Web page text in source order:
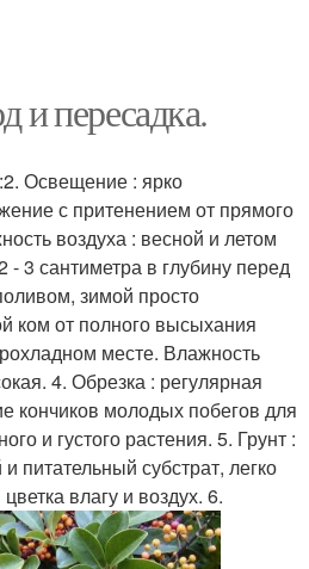
и пересадка.
Освещение : ярко
с притенением от прямого
воздуха : весной и летом
- 3 сантиметра в глубину перед
зимой просто
ком от полного высыхания
месте. Влажность
4. Обрезка : регулярная
кончиков молодых побегов для
и густого растения. 5. Грунт :
питательный субстрат, легко
влагу и воздух. 6.